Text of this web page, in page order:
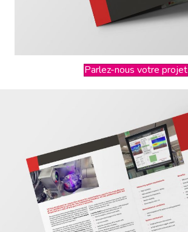
Parlez-nous votre projet